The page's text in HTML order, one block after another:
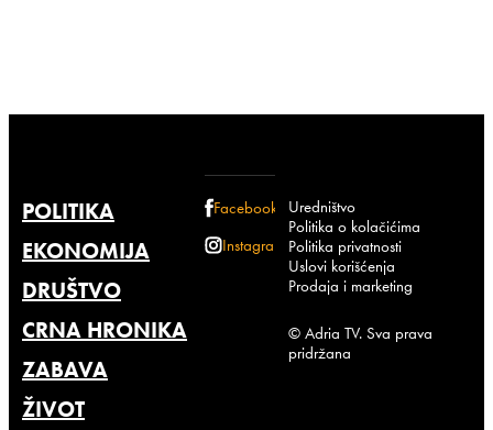
POLITIKA
EKONOMIJA
DRUŠTVO
CRNA HRONIKA
ZABAVA
ŽIVOT
Facebook
Instagram
Uredništvo
Politika o kolačićima
Politika privatnosti
Uslovi korišćenja
Prodaja i marketing
© Adria TV. Sva prava
pridržana